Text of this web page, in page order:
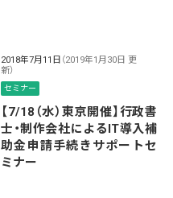
2018年7月11日 （2019年1月30日 更
新）
セミナー
【7/18（水）東京開催】行政書
士・制作会社によるIT導入補
助金申請手続きサポートセ
ミナー